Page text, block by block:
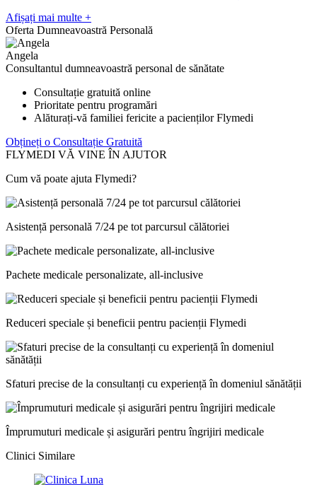
Afișați mai multe +
Oferta Dumneavoastră Personală
Angela
Consultantul dumneavoastră personal de sănătate
Consultație gratuită online
Prioritate pentru programări
Alăturați-vă familiei fericite a pacienților Flymedi
Obțineți o Consultație Gratuită
FLYMEDI VĂ VINE ÎN AJUTOR
Cum vă poate ajuta Flymedi?
Asistență personală 7/24 pe tot parcursul călătoriei
Pachete medicale personalizate, all-inclusive
Reduceri speciale și beneficii pentru pacienții Flymedi
Sfaturi precise de la consultanți cu experiență în domeniul sănătății
Împrumuturi medicale și asigurări pentru îngrijiri medicale
Clinici Similare